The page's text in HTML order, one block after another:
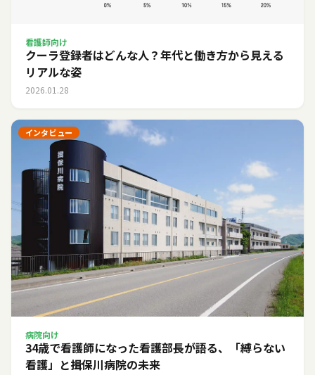
看護師向け
クーラ登録者はどんな人？年代と働き方から見える
リアルな姿
2026.01.28
インタビュー
病院向け
34歳で看護師になった看護部長が語る、「縛らない
看護」と揖保川病院の未来